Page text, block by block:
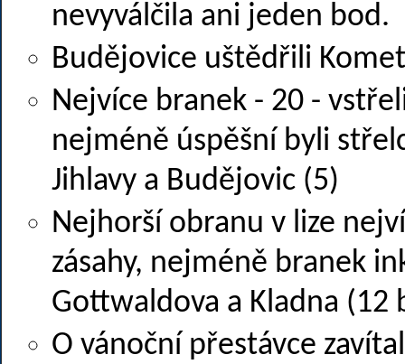
nevyválčila ani jeden bod.
Budějovice uštědřili
Nejvíce branek - 20 -
nejméně úspěšní byli
Jihlavy a Budějovic (5)
Nejhorší obranu v lize
zásahy, nejméně branek
Gottwaldova a Kladna (12
O vánoční přestávce